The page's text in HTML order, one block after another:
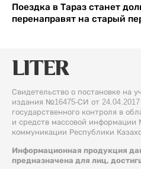
Поездка в Тараз станет
перенаправят на старый
Свидетельство о постановке на
издания №16475-СИ от
государственного контроля в
и средств массовой
коммуникации Республики
Информационная продукция
предназначена для лиц,